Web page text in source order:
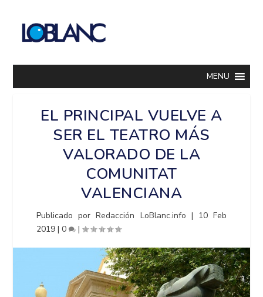
MENU
EL PRINCIPAL VUELVE A
SER EL TEATRO MÁS
VALORADO DE LA
COMUNITAT
VALENCIANA
Publicado porRedacción LoBlanc.info | 10 Feb
2019 |0 |